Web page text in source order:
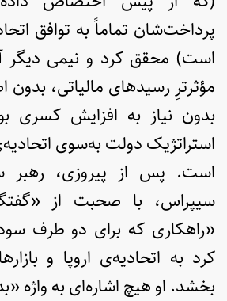
پرداخت‌شان تماماً به توافق
است) محقق کرد و نیمی دیگر
مؤثرترِ رسیدهای مالیاتی، بدون
بدون نیاز به افزایش کسری
استراتژیک دولت به‌سوی
است. پس از پیروزی، رهبر
سیپراس، با صحبت از
«راهکاری که برای دو طرف
کرد به اتحادیه‌ی اروپا و
بخشد. او هیچ اشاره‌ای به واژه